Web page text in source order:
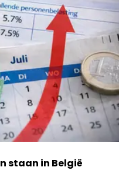
staan in België